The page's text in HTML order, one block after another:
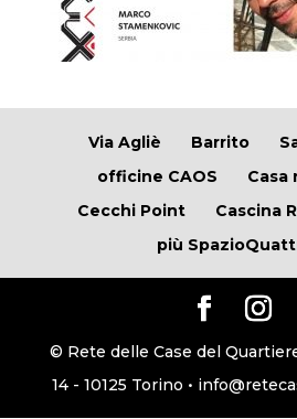
Via Agliè Barrito
officine CAOS
Casa
Cecchi Point
Cascina
più
© Rete delle Case del
14 - 10125 Torino •